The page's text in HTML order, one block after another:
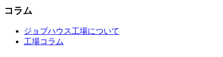
コラム
ジョブハウス工場について
工場コラム